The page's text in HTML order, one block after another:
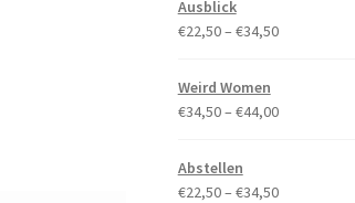
€34,50
Ausblick
€22,50– €34,50Preisspanne:
€34,50
Weird Women
€34,50– €44,00Preisspanne:
€44,00
Abstellen
€22,50– €34,50Preisspanne: